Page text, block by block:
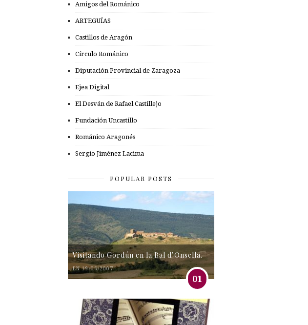
Amigos del Románico
ARTEGUÍAS
Castillos de Aragón
Círculo Románico
Diputación Provincial de Zaragoza
Ejea Digital
El Desván de Rafael Castillejo
Fundación Uncastillo
Románico Aragonés
Sergio Jiménez Lacima
POPULAR POSTS
Visitando Gordún en la Bal d’Onsella.
EN 19/06/2007
01